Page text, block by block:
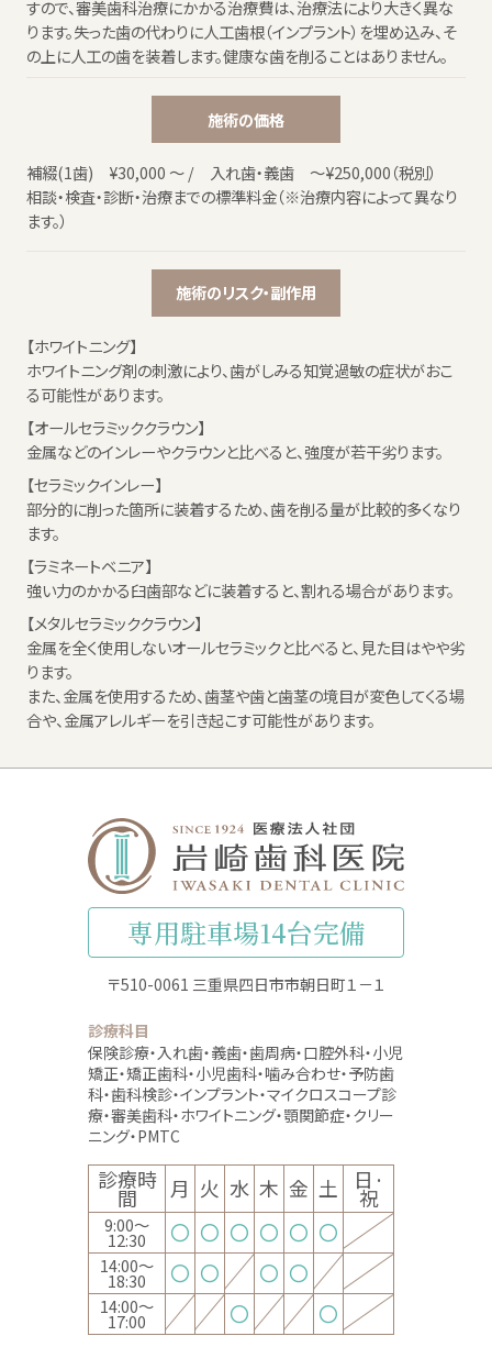
すので、審美歯科治療にかかる治療費は、治療法により大きく異な
ります。失った歯の代わりに人工歯根（インプラント）を埋め込み、そ
の上に人工の歯を装着します。健康な歯を削ることはありません。
施術の価格
補綴(1歯) ¥30,000 ～ / 入れ歯・義歯 ～¥250,000（税別）
相談・検査・診断・治療までの標準料金（※治療内容によって異なり
ます。）
施術のリスク・副作用
【ホワイトニング】
ホワイトニング剤の刺激により、歯がしみる知覚過敏の症状がおこ
る可能性があります。
【オールセラミッククラウン】
金属などのインレーやクラウンと比べると、強度が若干劣ります。
【セラミックインレー】
部分的に削った箇所に装着するため、歯を削る量が比較的多くなり
ます。
【ラミネートベニア】
強い力のかかる臼歯部などに装着すると、割れる場合があります。
【メタルセラミッククラウン】
金属を全く使用しないオールセラミックと比べると、見た目はやや劣
ります。
また、金属を使用するため、歯茎や歯と歯茎の境目が変色してくる場
合や、金属アレルギーを引き起こす可能性があります。
専用駐車場14台完備
〒510-0061 三重県四日市市朝日町１－１
診療科目
保険診療・入れ歯・義歯・歯周病・口腔外科・小児
矯正・矯正歯科・小児歯科・噛み合わせ・予防歯
科・歯科検診・インプラント・マイクロスコープ診
療・審美歯科・ホワイトニング・顎関節症・クリー
ニング・PMTC
診療時
間 月 火 水 木 金 土 日·
祝
9:00～
12:30 〇 〇 〇 〇 〇 〇
14:00～
18:30 〇 〇 〇 〇
14:00～
17:00 〇 〇